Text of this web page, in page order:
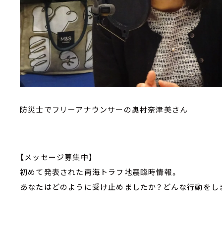
防災士でフリーアナウンサーの奥村奈津美さん
【メッセージ募集中】
初めて発表された南海トラフ地震臨時情報。
あなたはどのように受け止めましたか？どんな行動をし